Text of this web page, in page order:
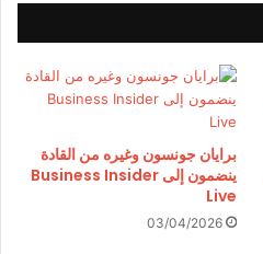
برايان جونسون وغيره من القادة
ينضمون إلى Business Insider
Live
03/04/2026